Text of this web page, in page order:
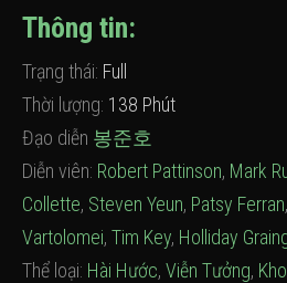
Thông tin:
Trạng thái: Full
Thời lượng: 138 Phút
Đạo diễn 봉준호
Diễn viên: Robert Pattinson, Mark
Collette, Steven Yeun, Patsy Ferran,
Vartolomei, Tim Key, Holliday
Thể loại: Hài Hước, Viễn Tưởng,